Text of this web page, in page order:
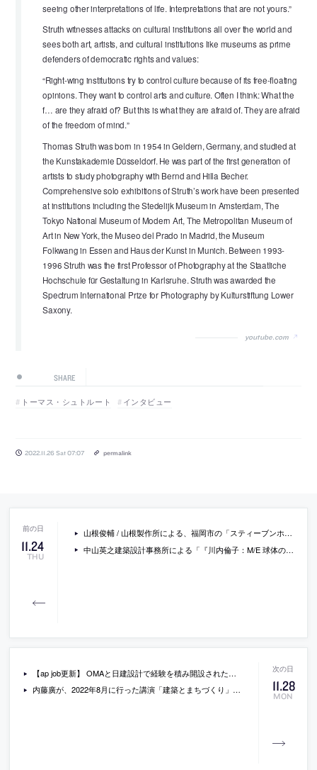
seeing other interpretations of life. Interpretations that are not yours.”
Struth witnesses attacks on cultural institutions all over the world and
sees both art, artists, and cultural institutions like museums as prime
defenders of democratic rights and values:
“Right-wing institutions try to control culture because of its free-floating
opinions. They want to control arts and culture. Often I think: What the
f… are they afraid of? But this is what they are afraid of. They are afraid
of the freedom of mind.”
Thomas Struth was born in 1954 in Geldern, Germany, and studied at
the Kunstakademie Düsseldorf. He was part of the first generation of
artists to study photography with Bernd and Hilla Becher.
Comprehensive solo exhibitions of Struth’s work have been presented
at institutions including the Stedelijk Museum in Amsterdam, The
Tokyo National Museum of Modern Art, The Metropolitan Museum of
Art in New York, the Museo del Prado in Madrid, the Museum
Folkwang in Essen and Haus der Kunst in Munich. Between 1993-
1996 Struth was the first Professor of Photography at the Staatliche
Hochschule für Gestaltung in Karlsruhe. Struth was awarded the
Spectrum International Prize for Photography by Kulturstiftung Lower
Saxony.
youtube.com
SHARE
トーマス・シュトルート インタビュー
2022.11.26 Sat 07:07 permalink
11.24
THU
山根俊輔 / 山根製作所による、福岡市の「スティーブンホール棟511リノベーション」。世界的に著名な建築家の集合住宅での計画。既存の一般建材が使用された状況に対し、共用部に見られる“ホールらしさ”を住戸内へ引継ぐ設計を志向。時間を超え存在する建築に“使命感”を持ち向き合う
中山英之建築設計事務所による「『川内倫子：M/E 球体の上 無限の連なり』展 会場構成」。東京オペラシティ アートギャラリーでの展示。其々の作品群に“固有な手触り”を空間化する為、展示室の中に“6つの全く異なる場所”と“巡る経路”を設計。作家の眼差しと会場での時間が重なる経験を志向
11.28
MON
【ap job更新】 OMAと日建設計で経験を積み開設された「松田仁樹建築設計事務所」が、設計スタッフ（2023年新卒・既卒・経験者）と学生アルバイトを募集中
内藤廣が、2022年8月に行った講演「建築とまちづくり」の動画。横浜市の主催で行われたもの